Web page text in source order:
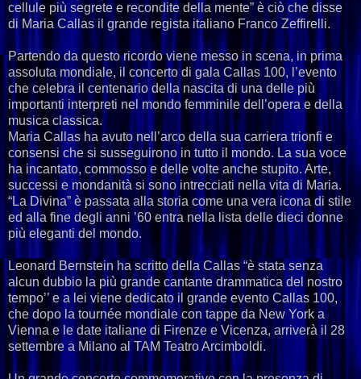
cellule più segrete e recondite della mente” è ciò che disse
di Maria Callas il grande regista italiano Franco Zeffirelli.
Partendo da questo ricordo viene messo in scena, in prima
assoluta mondiale, il concerto di gala Callas 100, l’evento
che celebra il centenario della nascita di una delle più
importanti interpreti nel mondo femminile dell’opera e della
musica classica.
Maria Callas ha avuto nell’arco della sua carriera trionfi e
consensi che si susseguirono in tutto il mondo. La sua voce
ha incantato, commosso e delle volte anche stupito. Arte,
successi e mondanità si sono intrecciati nella vita di Maria.
“La Divina” è passata alla storia come una vera icona di stile
ed alla fine degli anni ’60 entra nella lista delle dieci donne
più eleganti del mondo.
Leonard Bernstein ha scritto della Callas “è stata senza
alcun dubbio la più grande cantante drammatica del nostro
tempo’’ e a lei viene dedicato il grande evento Callas 100,
che dopo la tournée mondiale con tappe da New York a
Vienna e le date italiane di Firenze e Vicenza, arriverà il 28
settembre a Milano al TAM Teatro Arcimboldi.